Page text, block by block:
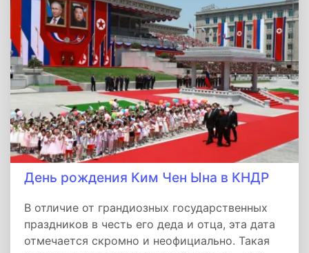
теплоты, которая, подобно доброму вирусу,
может сделать жизнь немного светлее и
счастливее.
День рождения Ким Чен Ына в КНДР
В отличие от грандиозных государственных
праздников в честь его деда и отца, эта дата
отмечается скромно и неофициально. Такая